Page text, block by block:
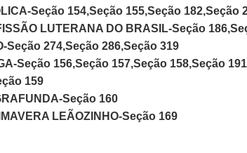
Seção 154,Seção 155,Seção 182,Seção
LUTERANA DO BRASIL-Seção
Seção 274,Seção 286,Seção 319
Seção 156,Seção 157,Seção 158,Seção
159
Seção 160
LEÃOZINHO-Seção 169